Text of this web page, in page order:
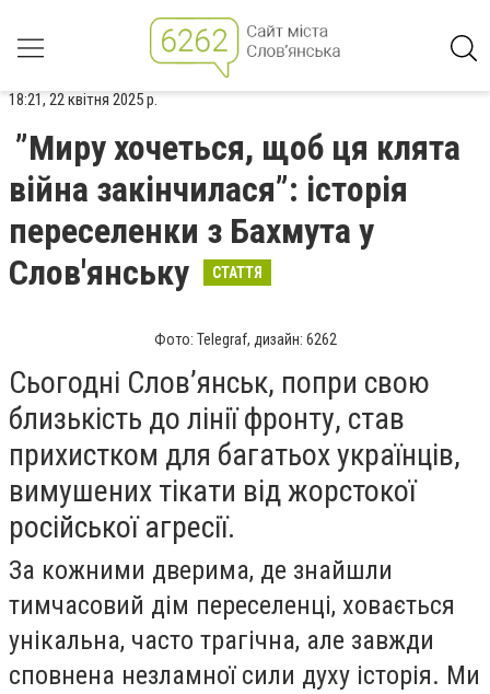
18:21, 22 квітня 2025 р.
”Миру хочеться, щоб ця клята
війна закінчилася”: історія
переселенки з Бахмута у
Слов'янську
СТАТТЯ
Фото: Telegraf, дизайн: 6262
Сьогодні Слов’янськ, попри свою
близькість до лінії фронту, став
прихистком для багатьох українців,
вимушених тікати від жорстокої
російської агресії.
За кожними дверима, де знайшли
тимчасовий дім переселенці, ховається
унікальна, часто трагічна, але завжди
сповнена незламної сили духу історія. Ми